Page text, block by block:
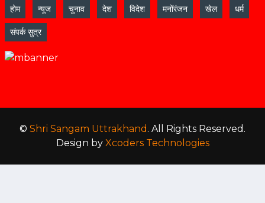
होम न्यूज चुनाव देश विदेश मनोंरंजन खेल धर्म
संपर्क सुत्र
© Shri Sangam Uttrakhand . All Rights Reserved.
Design by Xcoders Technologies